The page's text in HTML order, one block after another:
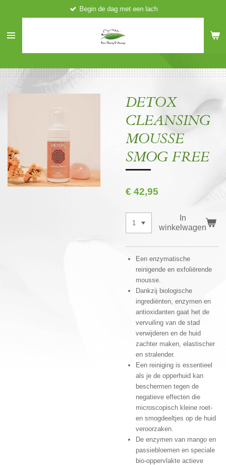
naar
hoofdinhoud
Begin de dag met een lach
DETOX
CLEANSING
MOUSSE
SMOG FREE
€ 42,95
In
winkelwagen
Een enzymatische
reinigende en exfoliërende
mousse.
Dankzij biologische
ingrediënten, enzymen en
antioxidanten gaat het de
vervuiling van de stad
verwijderen en de huid
zachter maken, elastischer
en stralender.
Een reiniging is essentieel
als je de opperhuid kan
beschermen tegen de
negatieve effecten die
microscopisch kleine roet-
en smogdeeltjes op de huid
veroorzaken.
De enzymen van mango en
passiebloemen en speciale
bio-oppervlakte actieve